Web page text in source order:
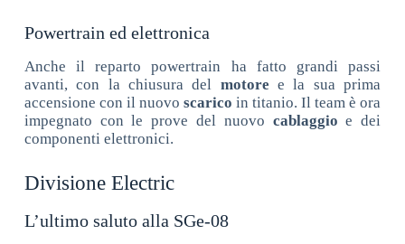
Powertrain ed elettronica
Anche il reparto powertrain ha fatto grandi passi
avanti, con la chiusura del motore e la sua prima
accensione con il nuovo scarico in titanio. Il team è ora
impegnato con le prove del nuovo cablaggio e dei
componenti elettronici.
Divisione Electric
L’ultimo saluto alla SGe-08